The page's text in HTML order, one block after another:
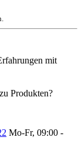
mit
Produkten?
Mo-Fr, 09:00 -